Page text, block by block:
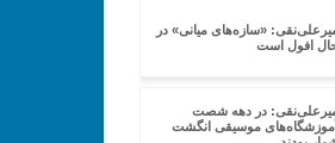
«سازه‌های میانی» در
افول است
در دهه شصت
موسیقی انگشت